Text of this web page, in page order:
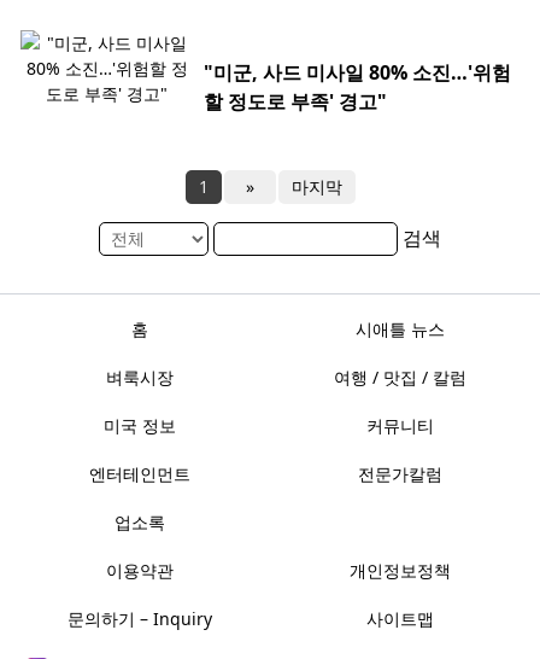
"미군, 사드 미사일 80% 소진…'위험
할 정도로 부족' 경고"
1 » 마지막
검색
홈 시애틀 뉴스
벼룩시장 여행 / 맛집 / 칼럼
미국 정보 커뮤니티
엔터테인먼트 전문가칼럼
업소록
이용약관 개인정보정책
문의하기 – Inquiry 사이트맵